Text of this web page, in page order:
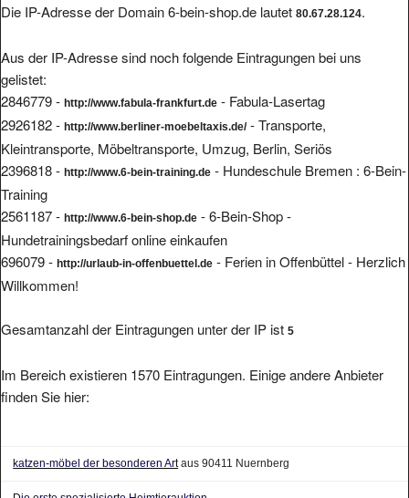
Die IP-Adresse der Domain 6-bein-shop.de lautet 80.67.28.124.
Aus der IP-Adresse sind noch folgende Eintragungen bei uns
gelistet:
2846779 - http://www.fabula-frankfurt.de - Fabula-Lasertag
2926182 - http://www.berliner-moebeltaxis.de/- Transporte,
Kleintransporte, Möbeltransporte, Umzug, Berlin, Seriös
2396818 - http://www.6-bein-training.de - Hundeschule Bremen : 6-Bein-
Training
2561187 - http://www.6-bein-shop.de - 6-Bein-Shop -
Hundetrainingsbedarf online einkaufen
696079 - http://urlaub-in-offenbuettel.de - Ferien in Offenbüttel - Herzlich
Willkommen!
Gesamtanzahl der Eintragungen unter der IP ist 5
Im Bereich existieren 1570 Eintragungen. Einige andere Anbieter
finden Sie hier:
katzen-möbel der besonderen Artaus 90411 Nuernberg